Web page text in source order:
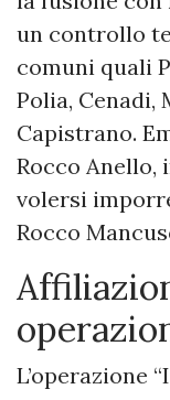
un controllo
comuni quali
Polia, Cenadi,
Capistrano.
Rocco Anello,
volersi
Rocco
L’operazione